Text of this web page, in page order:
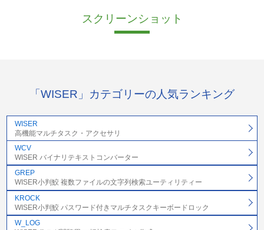
スクリーンショット
「WISER」カテゴリーの人気ランキング
WISER
高機能マルチタスク・アクセサリ
WCV
WISER バイナリテキストコンバーター
GREP
WISER小判鮫 複数ファイルの文字列検索ユーティリティー
KROCK
WISER小判鮫 パスワード付きマルチタスクキーボードロック
W_LOG